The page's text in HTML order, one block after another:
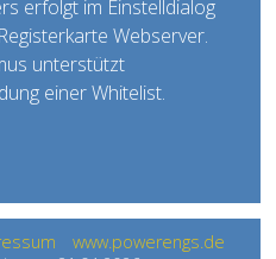
erfolgt im Einstelldialog
Webserver.
unterstützt
einer Whitelist.
www.powerengs.de